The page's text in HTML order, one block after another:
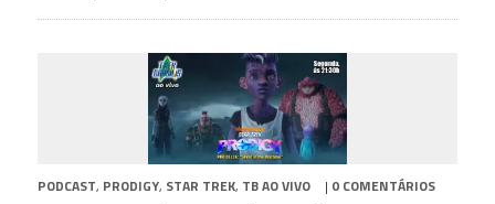
PODCAST, PRODIGY, STAR TREK, TB AO VIVO | 0 COMENTÁRIOS